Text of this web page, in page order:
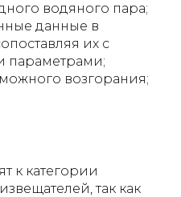
водяного пара;
данные в
их с
параметрами;
возгорания;
к категории
так как